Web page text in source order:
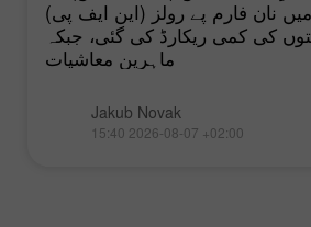
نان فارم پے رولز (این ایف پی)
ملازمتوں کی کمی ریکارڈ کی گئی، جبکہ
ماہرینِ معاشیات
Jakub Novak
15:40 2026-08-07 +02:00